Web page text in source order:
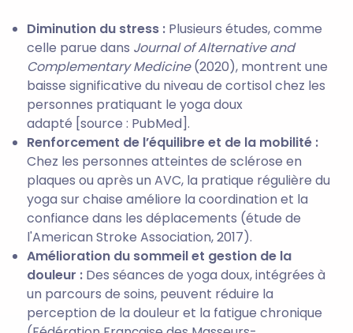
Diminution du stress :Plusieurs études, comme
celle parue dans Journal of Alternative and
Complementary Medicine(2020), montrent une
baisse significative du niveau de cortisol chez les
personnes pratiquant le yoga doux
adapté [source : PubMed].
Renforcement de l’équilibre et de la mobilité :
Chez les personnes atteintes de sclérose en
plaques ou après un AVC, la pratique régulière du
yoga sur chaise améliore la coordination et la
confiance dans les déplacements (étude de
l'American Stroke Association, 2017).
Amélioration du sommeil et gestion de la
douleur :Des séances de yoga doux, intégrées à
un parcours de soins, peuvent réduire la
perception de la douleur et la fatigue chronique